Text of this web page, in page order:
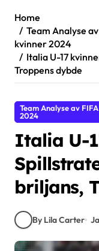
Home
Team Analyse
kvinner 2024
Italia U-17
Troppens dybde
Team Analyse av
2024
Italia U-
briljans,
By Lila Carter